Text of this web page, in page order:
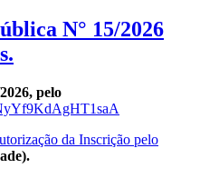
N° 15/2026
pelo
da Inscrição pelo